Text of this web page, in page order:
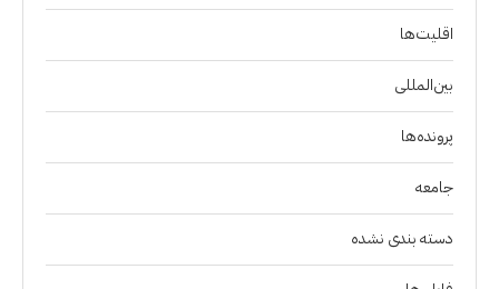
اقلیت‌ها
بین‌المللی
پرونده‌ها
جامعه
دسته بندی نشده